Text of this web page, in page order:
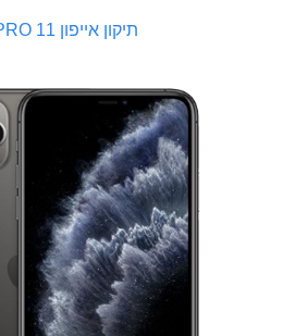
תיקון אייפון 11 PRO